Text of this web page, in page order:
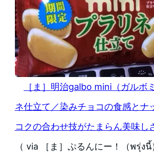
［ま］明治galbo mini（ガルボ
ネ仕立て／染みチョコの食感とナ
コクの合わせ技がたまらん美味し
（ via ［ま］ぷるんにー！（พรุ่งนี้